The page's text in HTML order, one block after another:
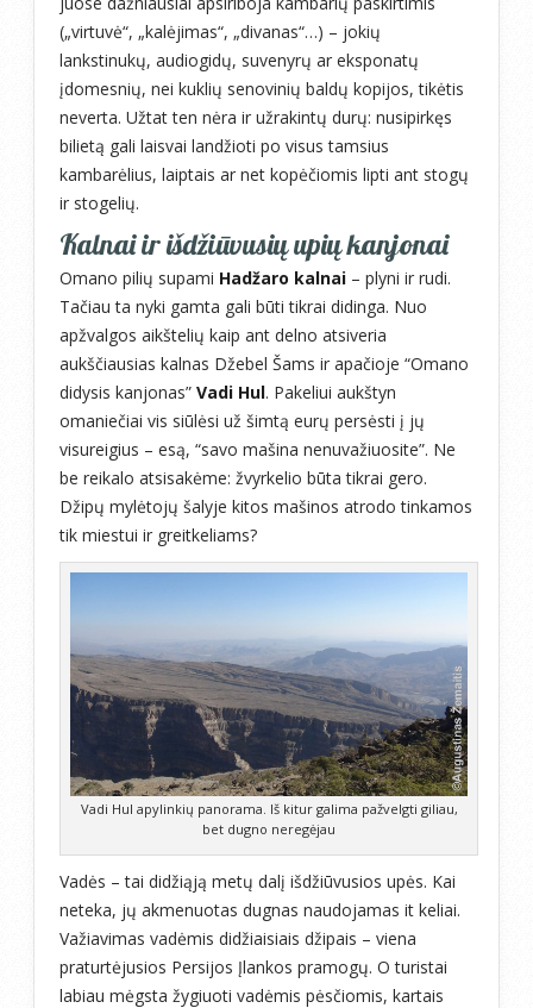
(„virtuvė“, „kalėjimas“, „divanas“…) – jokių
lankstinukų, audiogidų, suvenyrų ar eksponatų
įdomesnių, nei kuklių senovinių baldų kopijos, tikėtis
neverta. Užtat ten nėra ir užrakintų durų: nusipirkęs
bilietą gali laisvai landžioti po visus tamsius
kambarėlius, laiptais ar net kopėčiomis lipti ant stogų
ir stogelių.
Kalnai ir išdžiūvusių upių kanjonai
Omano pilių supami Hadžaro kalnai – plyni ir rudi.
Tačiau ta nyki gamta gali būti tikrai didinga. Nuo
apžvalgos aikštelių kaip ant delno atsiveria
aukščiausias kalnas Džebel Šams ir apačioje “Omano
didysis kanjonas” Vadi Hul. Pakeliui aukštyn
omaniečiai vis siūlėsi už šimtą eurų persėsti į jų
visureigius – esą, “savo mašina nenuvažiuosite”. Ne
be reikalo atsisakėme: žvyrkelio būta tikrai gero.
Džipų mylėtojų šalyje kitos mašinos atrodo tinkamos
tik miestui ir greitkeliams?
Vadi Hul apylinkių panorama. Iš kitur galima pažvelgti giliau,
bet dugno neregėjau
Vadės – tai didžiąją metų dalį išdžiūvusios upės. Kai
neteka, jų akmenuotas dugnas naudojamas it keliai.
Važiavimas vadėmis didžiaisiais džipais – viena
praturtėjusios Persijos Įlankos pramogų. O turistai
labiau mėgsta žygiuoti vadėmis pėsčiomis, kartais